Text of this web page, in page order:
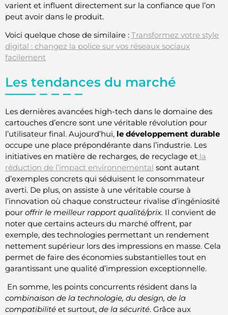
varient et influent directement sur la confiance que l’on
peut avoir dans le produit.
Voici quelque chose de similaire : Transformez votre style
digital : changez la police sur vos réseaux sociaux
facilement
Les tendances du marché
Les dernières avancées high-tech dans le domaine des
cartouches d’encre sont une véritable révolution pour
l’utilisateur final. Aujourd’hui, le développement durable
occupe une place prépondérante dans l’industrie. Les
initiatives en matière de recharges, de recyclage et la
réduction de l’impact environnemental sont autant
d’exemples concrets qui séduisent le consommateur
averti. De plus, on assiste à une véritable course à
l’innovation où chaque constructeur rivalise d’ingéniosité
pour offrir le meilleur rapport qualité/prix. Il convient de
noter que certains acteurs du marché offrent, par
exemple, des technologies permettant un rendement
nettement supérieur lors des impressions en masse. Cela
permet de faire des économies substantielles tout en
garantissant une qualité d’impression exceptionnelle.
En somme, les points concurrents résident dans la
combinaison de la technologie, du design, de la
compatibilité et surtout, de la sécurité. Grâce aux